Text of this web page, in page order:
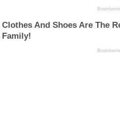
Clothes And Shoes Are The
Family!